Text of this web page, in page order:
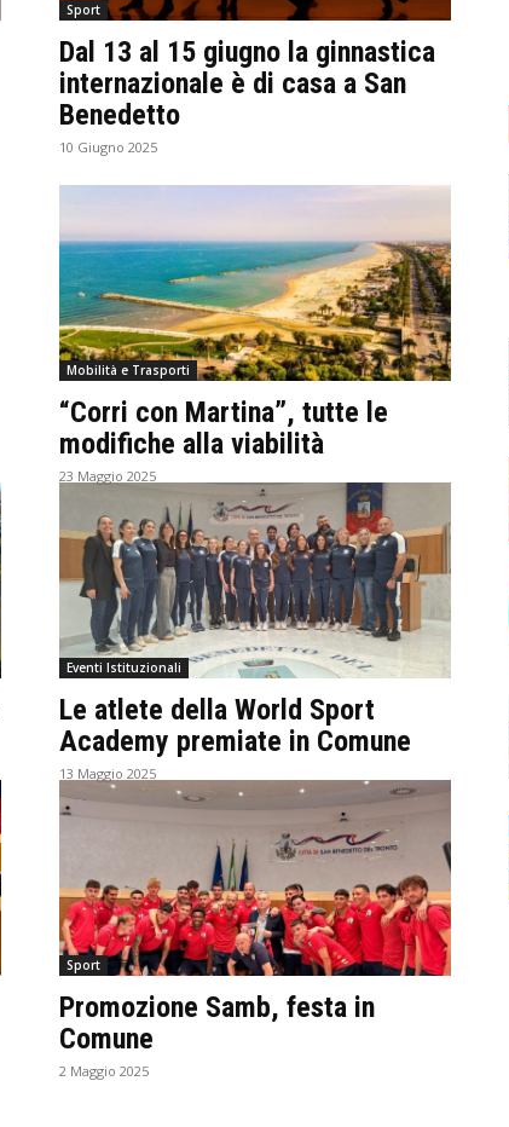
Sport
Dal 13 al 15 giugno la ginnastica
internazionale è di casa a San
Benedetto
10 Giugno 2025
Mobilità e Trasporti
“Corri con Martina”, tutte le
modifiche alla viabilità
23 Maggio 2025
Eventi Istituzionali
Le atlete della World Sport
Academy premiate in Comune
13 Maggio 2025
Sport
Promozione Samb, festa in
Comune
2 Maggio 2025